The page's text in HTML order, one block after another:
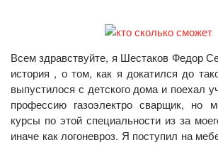
Всем здравствуйте, я Шестаков Федор
история , о том, как я докатился до
выпустилося с детского дома и поехал
профессию газоэлектро сварщик, но
курсы по этой специальности из за
иначе как логоневроз. Я поступил на